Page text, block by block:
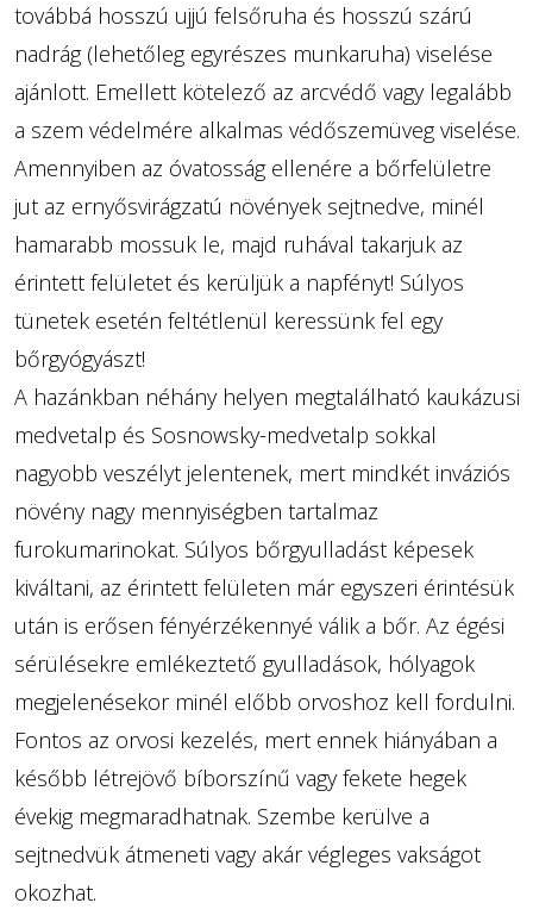
továbbá hosszú ujjú felsőruha és hosszú szárú
nadrág (lehetőleg egyrészes munkaruha) viselése
ajánlott. Emellett kötelező az arcvédő vagy legalább
a szem védelmére alkalmas védőszemüveg viselése.
Amennyiben az óvatosság ellenére a bőrfelületre
jut az ernyősvirágzatú növények sejtnedve, minél
hamarabb mossuk le, majd ruhával takarjuk az
érintett felületet és kerüljük a napfényt! Súlyos
tünetek esetén feltétlenül keressünk fel egy
bőrgyógyászt!
A hazánkban néhány helyen megtalálható kaukázusi
medvetalp és Sosnowsky-medvetalp sokkal
nagyobb veszélyt jelentenek, mert mindkét inváziós
növény nagy mennyiségben tartalmaz
furokumarinokat. Súlyos bőrgyulladást képesek
kiváltani, az érintett felületen már egyszeri érintésük
után is erősen fényérzékennyé válik a bőr. Az égési
sérülésekre emlékeztető gyulladások, hólyagok
megjelenésekor minél előbb orvoshoz kell fordulni.
Fontos az orvosi kezelés, mert ennek hiányában a
később létrejövő bíborszínű vagy fekete hegek
évekig megmaradhatnak. Szembe kerülve a
sejtnedvük átmeneti vagy akár végleges vakságot
okozhat.